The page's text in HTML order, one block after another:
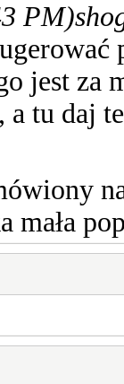
PM)
jest za
a tu daj
mała